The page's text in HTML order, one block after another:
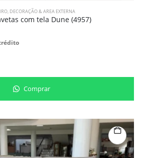
, DECORAÇÃO & AREA EXTERNA
com tela Dune (4957)
Comprar